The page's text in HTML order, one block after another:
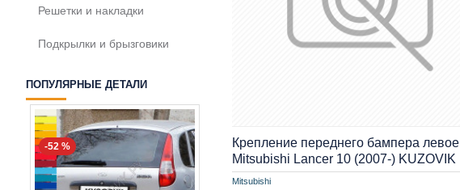
Решетки и накладки
Подкрылки и брызговики
ПОПУЛЯРНЫЕ ДЕТАЛИ
-52 %
Mitsubishi
Крепление переднего бампера левое
Mitsubishi Lancer 10 (2007-) KUZOVIK